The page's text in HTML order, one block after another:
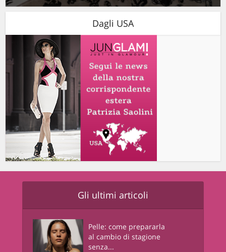
Dagli USA
Gli ultimi articoli
Pelle: come prepararla
al cambio di stagione
senza...